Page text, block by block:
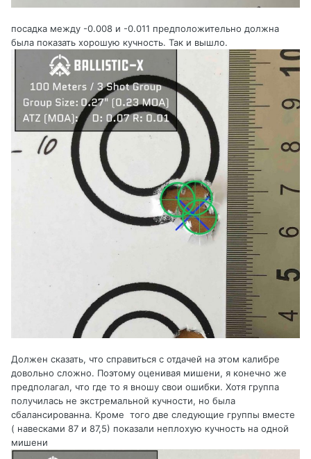
посадка между -0.008 и -0.011 предположительно должна
была показать хорошую кучность. Так и вышло.
Должен сказать, что справиться с отдачей на этом калибре
довольно сложно. Поэтому оценивая мишени, я конечно же
предполагал, что где то я вношу свои ошибки. Хотя группа
получилась не экстремальной кучности, но была
сбалансированна. Кроме того две следующие группы вместе
( навесками 87 и 87,5) показали неплохую кучность на одной
мишени